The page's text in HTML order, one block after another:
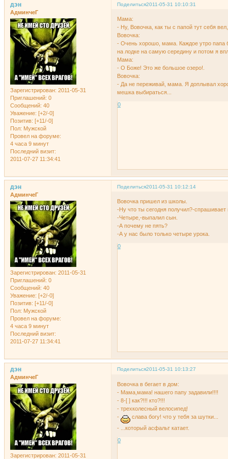
Поделиться2011-05-31 10:10:31
дэн
АдминчеГ
Зарегистрирован: 2011-05-31
Приглашений: 0
Сообщений: 40
Уважение: [+2/-0]
Позитив: [+11/-0]
Пол: Мужской
Провел на форуме:
4 часа 9 минут
Последний визит:
2011-07-27 11:34:41
Мама:
- Ну, Вовочка, как ты с папой тут себя
Вовочка:
- Очень хорошо, мама. Каждое утро папа
на лодке на самую середину и потом я
Мама:
- О Боже! Это же большое озеро!.
Вовочка:
- Да не переживай, мама. Я доплывал
мешка выбираться...
0
Поделиться2011-05-31 10:12:14
дэн
АдминчеГ
Зарегистрирован: 2011-05-31
Приглашений: 0
Сообщений: 40
Уважение: [+2/-0]
Позитив: [+11/-0]
Пол: Мужской
Провел на форуме:
4 часа 9 минут
Последний визит:
2011-07-27 11:34:41
Вовочка пришел из школы.
-Hу что ты сегодня получил?-спрашивает
-Четыре,-выпалил сын.
-А почему не пять?
-А у нас было только четыре урока.
0
Поделиться2011-05-31 10:13:27
дэн
АдминчеГ
Зарегистрирован: 2011-05-31
Вовочка в бегает в дом:
- Мама,мама! нашего папу задавили!!!!
- 8-[ ] как?!!! кто?!!!
- трехколесный велосипед!
-
слава богу! что у тебя за шутки...
- ...который асфальт катает.
0